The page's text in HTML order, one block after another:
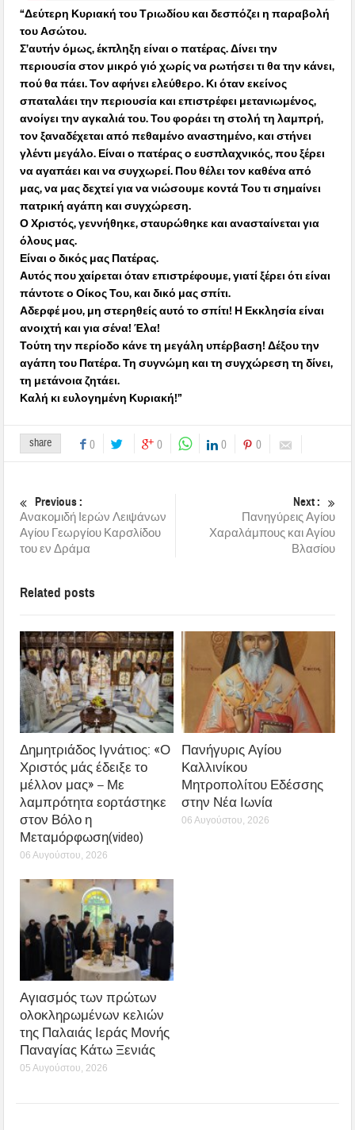
“Δεύτερη Κυριακή του Τριωδίου και δεσπόζει η παραβολή
του Ασώτου.
Σ’αυτήν όμως, έκπληξη είναι ο πατέρας. Δίνει την
περιουσία στον μικρό γιό χωρίς να ρωτήσει τι θα την κάνει,
πού θα πάει. Τον αφήνει ελεύθερο. Κι όταν εκείνος
σπαταλάει την περιουσία και επιστρέφει μετανιωμένος,
ανοίγει την αγκαλιά του. Του φοράει τη στολή τη λαμπρή,
τον ξαναδέχεται από πεθαμένο αναστημένο, και στήνει
γλέντι μεγάλο. Είναι ο πατέρας ο ευσπλαχνικός, που ξέρει
να αγαπάει και να συγχωρεί. Που θέλει τον καθένα από
μας, να μας δεχτεί για να νιώσουμε κοντά Του τι σημαίνει
πατρική αγάπη και συγχώρεση.
Ο Χριστός, γεννήθηκε, σταυρώθηκε και ανασταίνεται για
όλους μας.
Είναι ο δικός μας Πατέρας.
Αυτός που χαίρεται όταν επιστρέφουμε, γιατί ξέρει ότι είναι
πάντοτε ο Οίκος Του, και δικό μας σπίτι.
Αδερφέ μου, μη στερηθείς αυτό το σπίτι! Η Εκκλησία είναι
ανοιχτή και για σένα! Έλα!
Τούτη την περίοδο κάνε τη μεγάλη υπέρβαση! Δέξου την
αγάπη του Πατέρα. Τη συγνώμη και τη συγχώρεση τη δίνει,
τη μετάνοια ζητάει.
Καλή κι ευλογημένη Κυριακή!”
share 0 0 0 0
Previous :
Ανακομιδή Ιερών Λειψάνων
Αγίου Γεωργίου Καρσλίδου
του εν Δράμα
Next :
Πανηγύρεις Αγίου
Χαραλάμπους και Αγίου
Βλασίου
Related posts
Δημητριάδος Ιγνάτιος: «Ο
Χριστός μάς έδειξε το
μέλλον μας» – Με
λαμπρότητα εορτάστηκε
στον Βόλο η
Μεταμόρφωση(video)
06 Αυγούστου, 2026
Πανήγυρις Αγίου
Καλλινίκου
Μητροπολίτου Εδέσσης
στην Νέα Ιωνία
06 Αυγούστου, 2026
Αγιασμός των πρώτων
ολοκληρωμένων κελιών
της Παλαιάς Ιεράς Μονής
Παναγίας Κάτω Ξενιάς
05 Αυγούστου, 2026